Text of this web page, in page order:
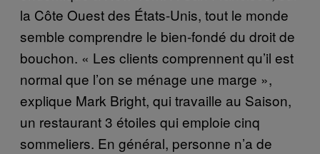
la Côte Ouest des États-Unis, tout le monde
semble comprendre le bien-fondé du droit de
bouchon. « Les clients comprennent qu’il est
normal que l’on se ménage une marge »,
explique Mark Bright, qui travaille au Saison,
un restaurant 3 étoiles qui emploie cinq
sommeliers. En général, personne n’a de